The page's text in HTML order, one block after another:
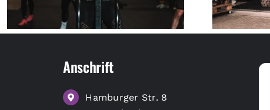
Anschrift
Hamburger Str. 8